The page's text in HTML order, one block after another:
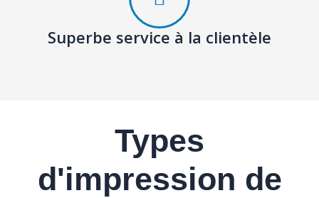
Superbe service à la clientèle
Types
d'impression de